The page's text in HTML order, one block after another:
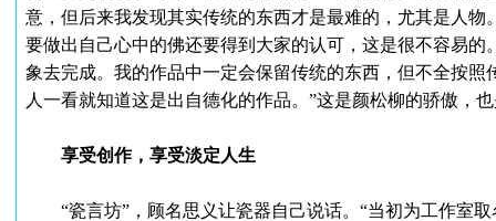
意，但后来我发现其实传统的东西才是最难的，尤其是人
要做出自己心中的佛还要得到大家的认可，这是很不容易
象去完成。我的作品中一定会保留传统的东西，但不全按
人一看就知道这是出自德化的作品。”这是颜松柳的骄傲，
享受创作，享受淡定人生
“瓷言坊”，顾名思义让瓷器自己说话。“当初为工作室取